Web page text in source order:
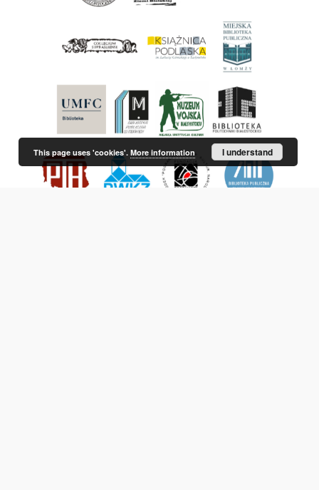
This page uses 'cookies'. More information I understand